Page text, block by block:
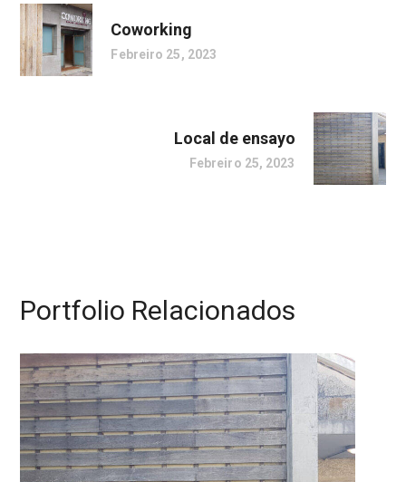
Coworking
Febreiro 25, 2023
Local de ensayo
Febreiro 25, 2023
Portfolio Relacionados